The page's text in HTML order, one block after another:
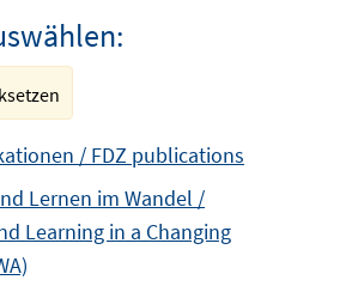
/ FDZ publications
Lernen im Wandel /
Learning in a Changing